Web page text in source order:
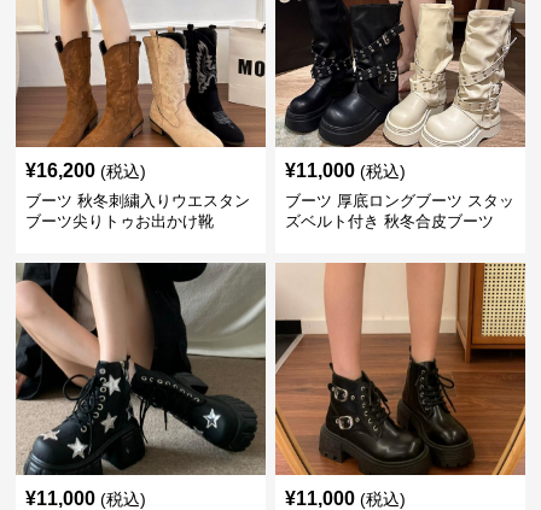
¥16,200 (税込)
ブーツ 秋冬刺繍入りウエスタン
ブーツ尖りトゥお出かけ靴
¥11,000 (税込)
ブーツ 厚底ロングブーツ スタッ
ズベルト付き 秋冬合皮ブーツ
¥11,000 (税込) ¥11,000 (税込)